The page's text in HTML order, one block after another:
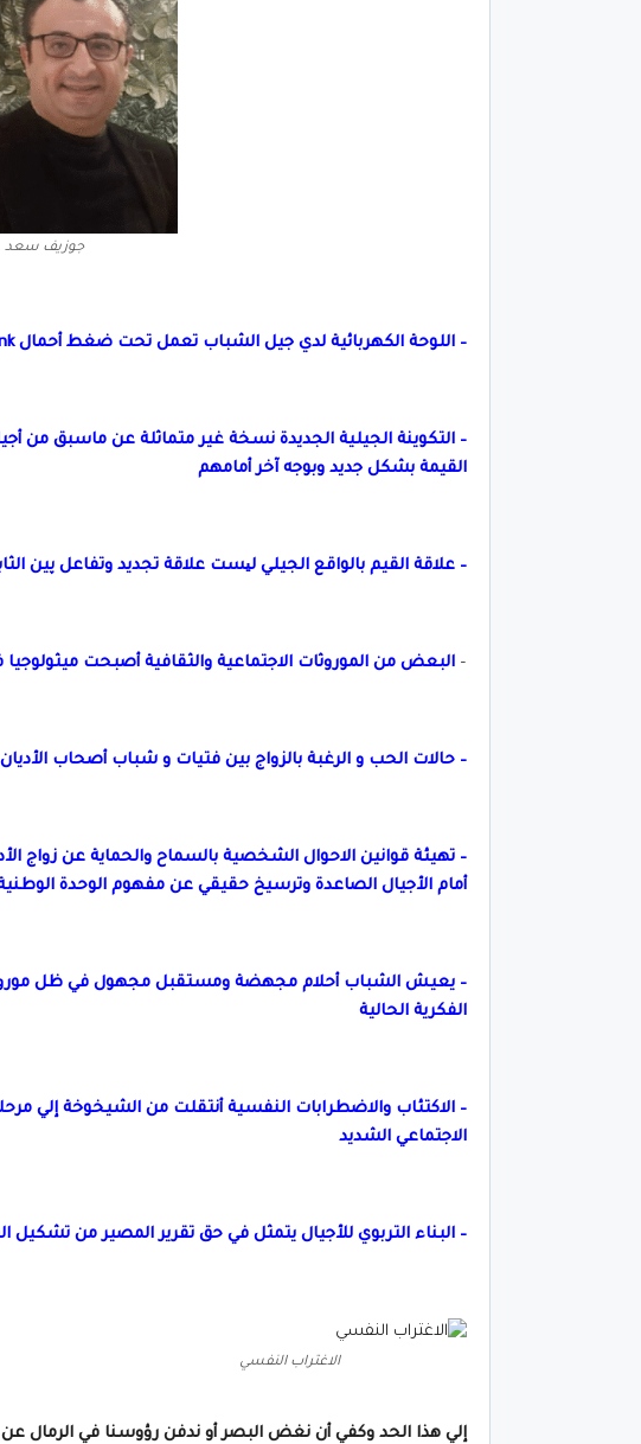
جوزيف سعد
– اللوحة الكهربائية لدي جيل الشباب تعمل تحت ضغط أحمال over think بين المتناقضات القيمية
– التكوينة الجيلية الجديدة نسخة غير متماثلة عن ماسبق من
القيمة بشكل جديد وبوجه آخر أمامهم
– علاقة القيم بالواقع الجيلي لیست علاقة تجديد وتفاعل پين
– البعض من الموروثات الاجتماعية والثقافية أصبحت ميثولوجيا
– حالات الحب و الرغبة بالزواج بين فتيات و شباب أصحاب
– تهيئة قوانين الاحوال الشخصية بالسماح والحماية عن زواج
أمام الأجيال الصاعدة وترسيخ حقيقي عن مفهوم الوحدة
– يعيش الشباب أحلام مجهضة ومستقبل مجهول في ظل موروثات
الفكرية الحالية
– الاكتئاب والاضطرابات النفسية أنتقلت من الشيخوخة إلي
الاجتماعي الشديد
– البناء التربوي للأجيال يتمثل في حق تقرير المصير من تشكيل
الاغتراب النفسي
إلي هذا الحد وكفي أن نغض البصر أو ندفن رؤوسنا في الرمال